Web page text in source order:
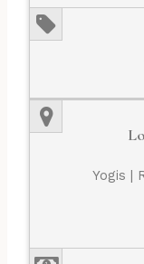
Yogis |